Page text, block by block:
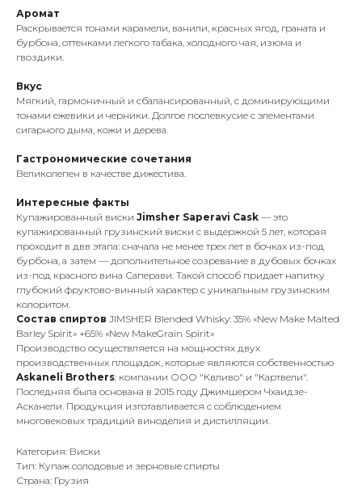
Аромат
Раскрывается тонами карамели, ванили, красных ягод, граната и
бурбона, оттенками легкого табака, холодного чая, изюма и
гвоздики.
Вкус
Мягкий, гармоничный и сбалансированный, с доминирующими
тонами ежевики и черники. Долгое послевкусие с элементами
сигарного дыма, кожи и дерева.
Гастрономические сочетания
Великолепен в качестве дижестива.
Интересные факты
Купажированный виски Jimsher Saperavi Cask — это
купажированный грузинский виски с выдержкой 5 лет, которая
проходит в двв этапа: сначала не менее трех лет в бочках из-под
бурбона, а затем — дополнительное созревание в дубовых бочках
из-под красного вина Саперави. Такой способ придает напитку
глубокий фруктово-винный характер с уникальным грузинским
колоритом.
Состав спиртов JIMSHER Blended Whisky: 35% «New Make Malted
Barley Spirit» +65% «New MakeGrain Spirit»
Производство осуществляется на мощностях двух
производственных площадок, которые являются собственностью
Askaneli Brothers: компании ООО "Квливо" и "Картвели".
Последняя была основана в 2015 году Джимшером Чхаидзе-
Асканели. Продукция изготавливается с соблюдением
многовековых традиций виноделия и дистилляции.
Категория: Виски
Тип: Купаж солодовые и зерновые спирты
Страна: Грузия